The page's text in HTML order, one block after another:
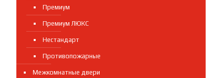
Премиум
Премиум ЛЮКС
Нестандарт
Противопожарные
Межкомнатные двери